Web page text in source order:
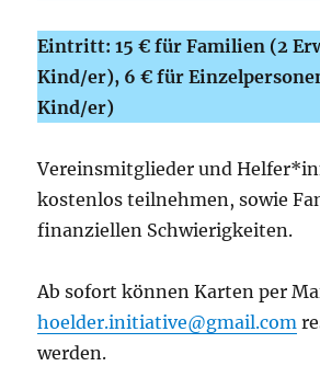
Eintritt: 15 € für Familien (2
Kind/er), 6 € für
Kind/er)
Vereinsmitglieder und
kostenlos teilnehmen, sowie
finanziellen Schwierigkeiten.
Ab sofort können Karten per
hoelder.initiative@gmail.com
werden.